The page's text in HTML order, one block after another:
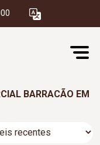
BARRACÃO EM